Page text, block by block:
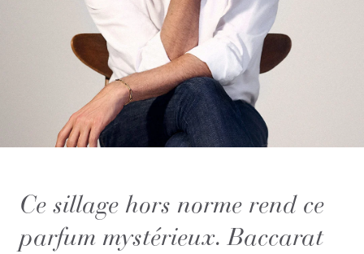
Ce sillage hors norme rend ce
parfum mystérieux. Baccarat